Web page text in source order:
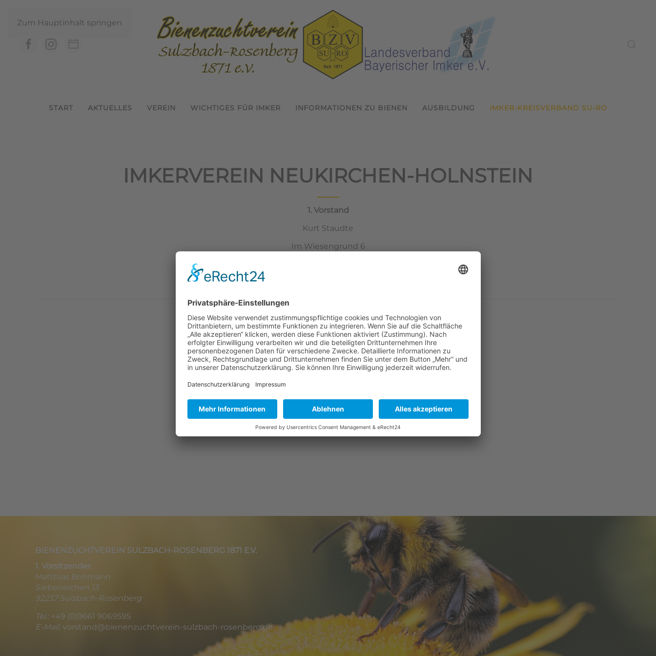
Zum Hauptinhalt springen
START AKTUELLES VEREIN WICHTIGES FÜR IMKER INFORMATIONEN ZU BIENEN AUSBILDUNG IMKER-KREISVERBAND SU-RO
IMKERVEREIN NEUKIRCHEN-HOLNSTEIN
1. Vorstand
Kurt Staudte
Im Wiesengrund 6
Peter Zagel
Am Bräukeller 3
92259 Neukirchen
Telefon 09663 / 829
BIENENZUCHTVEREIN SULZBACH-ROSENBERG 1871 E.V.
1. Vorsitzender
Matthias Bohmann
Siebeneichen 13
92237 Sulzbach-Rosenberg
Tel.: +49 (0)9661 9069595
E-Mail: vorstand@bienenzuchtverein-sulzbach-rosenberg.de